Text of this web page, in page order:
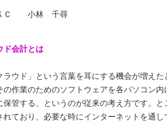
ＫＣ 小林 千尋
ド会計とは
ウド」という言葉を耳にする機会が増え
の作業のためのソフトウェアを各パソコン
保管する、というのが従来の考え方です。
れており、必要な時にインターネットを通